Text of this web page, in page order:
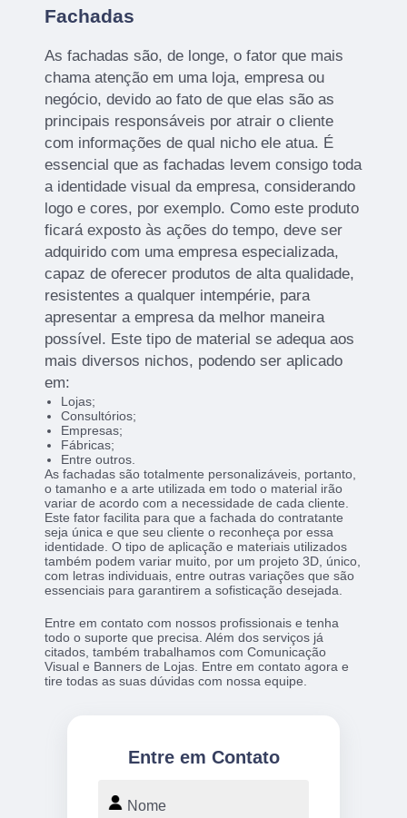
Fachadas
As fachadas são, de longe, o fator que mais
chama atenção em uma loja, empresa ou
negócio, devido ao fato de que elas são as
principais responsáveis por atrair o cliente
com informações de qual nicho ele atua. É
essencial que as fachadas levem consigo toda
a identidade visual da empresa, considerando
logo e cores, por exemplo. Como este produto
ficará exposto às ações do tempo, deve ser
adquirido com uma empresa especializada,
capaz de oferecer produtos de alta qualidade,
resistentes a qualquer intempérie, para
apresentar a empresa da melhor maneira
possível. Este tipo de material se adequa aos
mais diversos nichos, podendo ser aplicado
em:
Lojas;
Consultórios;
Empresas;
Fábricas;
Entre outros.
As fachadas são totalmente personalizáveis, portanto,
o tamanho e a arte utilizada em todo o material irão
variar de acordo com a necessidade de cada cliente.
Este fator facilita para que a fachada do contratante
seja única e que seu cliente o reconheça por essa
identidade. O tipo de aplicação e materiais utilizados
também podem variar muito, por um projeto 3D, único,
com letras individuais, entre outras variações que são
essenciais para garantirem a sofisticação desejada.
Entre em contato com nossos profissionais e tenha
todo o suporte que precisa. Além dos serviços já
citados, também trabalhamos com Comunicação
Visual e Banners de Lojas. Entre em contato agora e
tire todas as suas dúvidas com nossa equipe.
Entre em Contato